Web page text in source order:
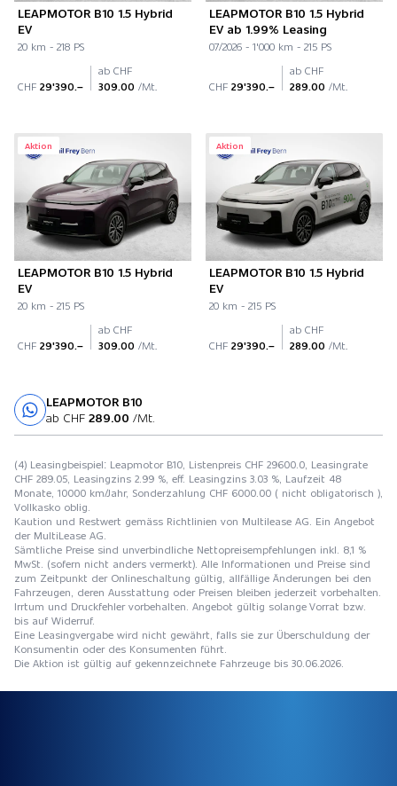
LEAPMOTOR B10 1.5 Hybrid
EV
20 km - 218 PS
CHF 29'390.–
ab CHF
309.00 /Mt.
LEAPMOTOR B10 1.5 Hybrid
EV ab 1.99% Leasing
07/2026 - 1'000 km - 215 PS
CHF 29'390.–
ab CHF
289.00 /Mt.
Aktion
LEAPMOTOR B10 1.5 Hybrid
EV
20 km - 215 PS
CHF 29'390.–
ab CHF
309.00 /Mt.
Aktion
LEAPMOTOR B10 1.5 Hybrid
EV
20 km - 215 PS
CHF 29'390.–
ab CHF
289.00 /Mt.
LEAPMOTOR B10
ab CHF 289.00 /Mt.
(4) Leasingbeispiel: Leapmotor B10, Listenpreis CHF 29600.0, Leasingrate
CHF 289.05, Leasingzins 2.99 %, eff. Leasingzins 3.03 %, Laufzeit 48
Monate, 10000 km/Jahr, Sonderzahlung CHF 6000.00 ( nicht obligatorisch ),
Vollkasko oblig.
Kaution und Restwert gemäss Richtlinien von Multilease AG. Ein Angebot
der MultiLease AG.
Sämtliche Preise sind unverbindliche Nettopreisempfehlungen inkl. 8,1 %
MwSt. (sofern nicht anders vermerkt). Alle Informationen und Preise sind
zum Zeitpunkt der Onlineschaltung gültig, allfällige Änderungen bei den
Fahrzeugen, deren Ausstattung oder Preisen bleiben jederzeit vorbehalten.
Irrtum und Druckfehler vorbehalten. Angebot gültig solange Vorrat bzw.
bis auf Widerruf.
Eine Leasingvergabe wird nicht gewährt, falls sie zur Überschuldung der
Konsumentin oder des Konsumenten führt.
Die Aktion ist gültig auf gekennzeichnete Fahrzeuge bis 30.06.2026.